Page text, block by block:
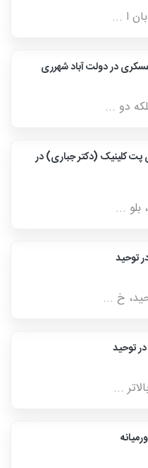
ا ...
در دولت آباد شهرری
دو ...
پت کلینیک (دکتر جباری) در
بلو ...
توحید
خ ...
توحید
...